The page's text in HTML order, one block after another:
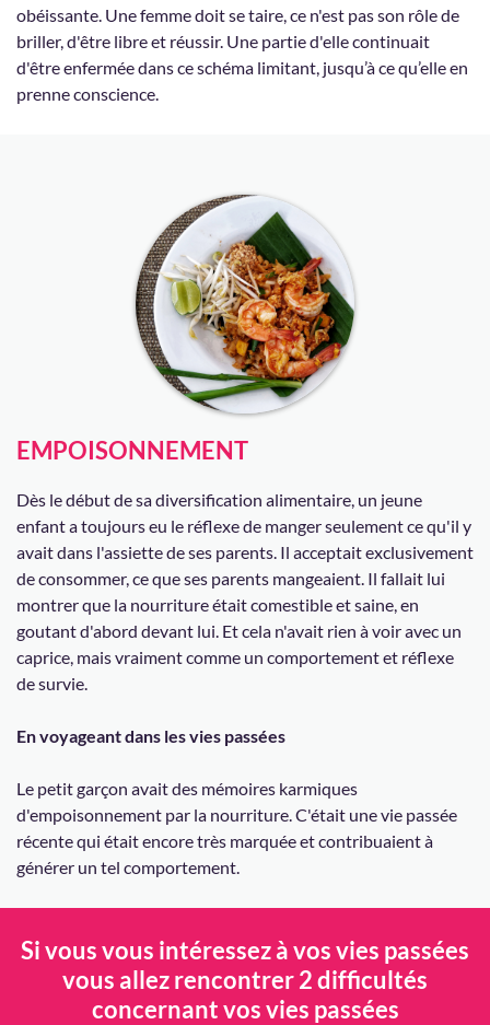
obéissante. Une femme doit se taire, ce n'est pas son rôle de
briller, d'être libre et réussir. Une partie d'elle continuait
d'être enfermée dans ce schéma limitant, jusqu’à ce qu’elle en
prenne conscience.
EMPOISONNEMENT
Dès le début de sa diversification alimentaire, un jeune
enfant a toujours eu le réflexe de manger seulement ce qu'il y
avait dans l'assiette de ses parents. Il acceptait exclusivement
de consommer, ce que ses parents mangeaient. Il fallait lui
montrer que la nourriture était comestible et saine, en
goutant d'abord devant lui. Et cela n'avait rien à voir avec un
caprice, mais vraiment comme un comportement et réflexe
de survie.
En voyageant dans les vies passées
Le petit garçon avait des mémoires karmiques
d'empoisonnement par la nourriture. C'était une vie passée
récente qui était encore très marquée et contribuaient à
générer un tel comportement.
Si vous vous intéressez à vos vies passées
vous allez rencontrer 2 difficultés
concernant vos vies passées